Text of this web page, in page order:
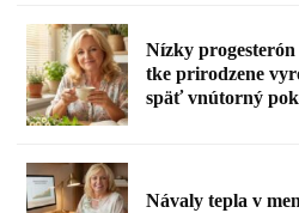
Nízky
tke prirodzene
späť vnútorný
Návaly tepla v